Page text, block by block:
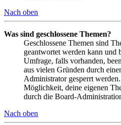
Nach oben
Was sind geschlossene Themen?
Geschlossene Themen sind
geantwortet werden kann und
Umfrage, falls vorhanden,
aus vielen Gründen durch
Administrator gesperrt
Möglichkeit, deine eigenen
durch die Board-
Nach oben